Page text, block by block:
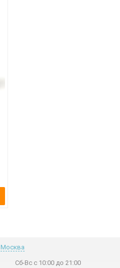
Москва
Сб-Вс с 10:00 до 21:00